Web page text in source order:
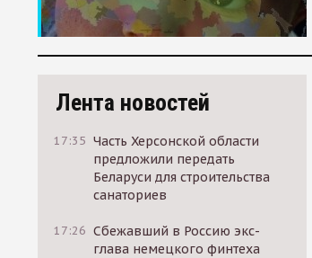
Лента новостей
17:35 Часть Херсонской области
предложили передать
Беларуси для строительства
санаториев
17:26 Сбежавший в Россию экс-
глава немецкого финтеха